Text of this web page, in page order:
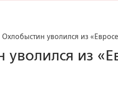
Охлобыстин уволился из
из